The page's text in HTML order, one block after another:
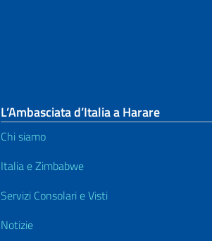
L’Ambasciata d’Italia a Harare
Chi siamo
Italia e Zimbabwe
Servizi Consolari e Visti
Notizie